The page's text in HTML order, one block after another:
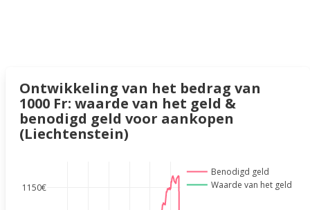
Ontwikkeling van het bedrag van
1000 Fr: waarde van het geld &
benodigd geld voor aankopen
(Liechtenstein)
1150€
Benodigd geld
Waarde van het geld